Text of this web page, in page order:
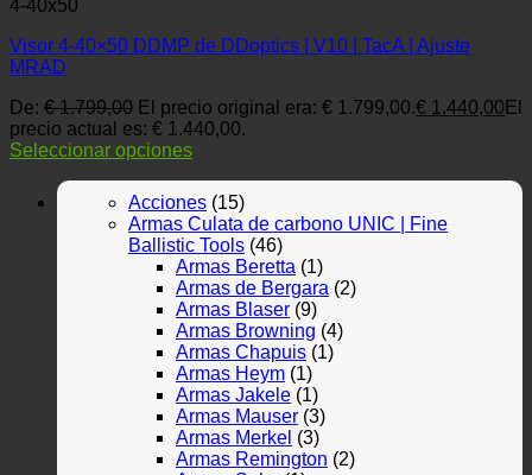
4-40x50
Visor 4-40×50 DDMP de DDoptics | V10 | TacA | Ajuste
MRAD
De: €1.799,00 El precio original era: € 1.799,00.€ 1.440,00 El
precio actual es: € 1.440,00.
Seleccionar opciones
Acciones (15)
Armas Culata de carbono UNIC | Fine
Ballistic Tools (46)
Armas Beretta (1)
Armas de Bergara (2)
Armas Blaser (9)
Armas Browning (4)
Armas Chapuis (1)
Armas Heym (1)
Armas Jakele (1)
Armas Mauser (3)
Armas Merkel (3)
Armas Remington (2)